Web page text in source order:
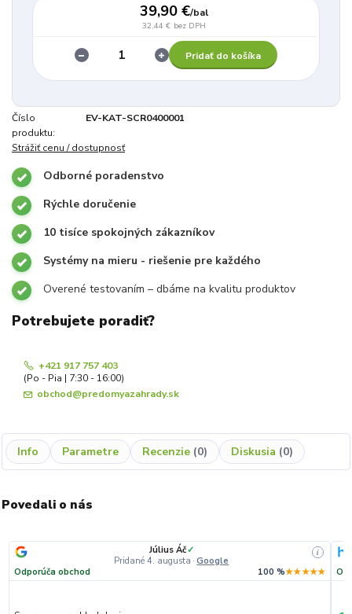
39,90 €/bal
32,44 € bez DPH
Pridať do košíka
Číslo
produktu:
EV-KAT-SCR0400001
Strážiť cenu / dostupnosť
Odborné poradenstvo
Rýchle doručenie
10 tisíce spokojných zákazníkov
Systémy na mieru - riešenie pre každého
Overené testovaním – dbáme na kvalitu produktov
Potrebujete poradiť?
+421 917 757 403
(Po - Pia | 7:30 - 16:00)
obchod@predomyazahrady.sk
Info Parametre Recenzie 0 Diskusia 0
Povedali o nás
Július Áč✓
Pridané 4. augusta · Google
i
Odporúča obchod 100 %★★★★★